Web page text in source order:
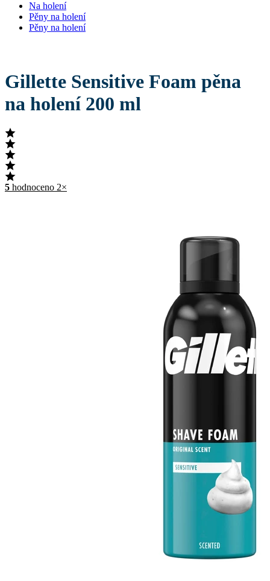
Na holení
Pěny na holení
Pěny na holení
Gillette Sensitive Foam pěna
na holení 200 ml
5 hodnoceno 2×